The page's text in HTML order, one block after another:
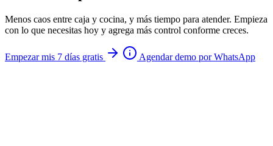
Menos caos entre caja y cocina, y más tiempo para atender. Empieza
con lo que necesitas hoy y agrega más control conforme creces.
Empezar mis 7 días gratis Agendar demo por WhatsApp